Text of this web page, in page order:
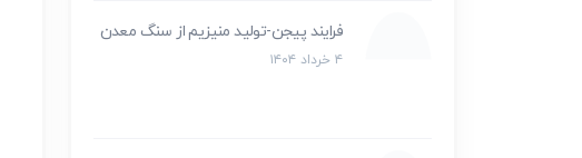
فرایند پیجن-تولید منیزیم از سنگ معدن
۴ خرداد ۱۴۰۴